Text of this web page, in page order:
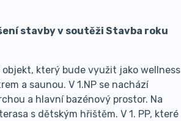
stavby v soutěži Stavba roku
který bude využit jako wellness
a saunou. V 1.NP se nachází
a hlavní bazénový prostor. Na
s dětským hřištěm. V 1. PP, které